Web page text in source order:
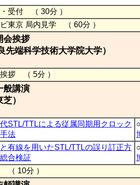
受付 （ 30分 ）
東京 局内見学 （ 60分 ）
会挨拶
先端科学技術大学院大学）
拶 （ 5分 ）
般講演
）
STL/TTLによる従属同期用クロック
法
有線を用いたSTL/TTLの誤り訂正方
合検証
（ 10分 ）